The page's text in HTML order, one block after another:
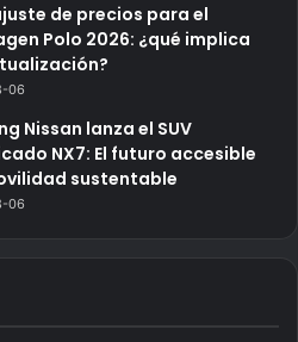
de precios para el
Polo 2026: ¿qué implica
06
Nissan lanza el SUV
NX7: El futuro accesible
sustentable
06